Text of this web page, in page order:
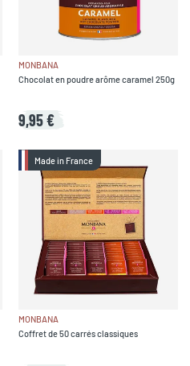
MONBANA
Chocolat en poudre arôme caramel 250g
9,95 €
Made in France
MONBANA
Coffret de 50 carrés classiques